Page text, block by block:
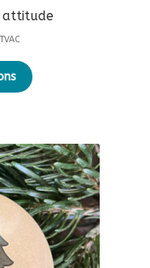
attitude
:
TVAC
Ce
produit
Les
options
peuvent
être
choisies
sur